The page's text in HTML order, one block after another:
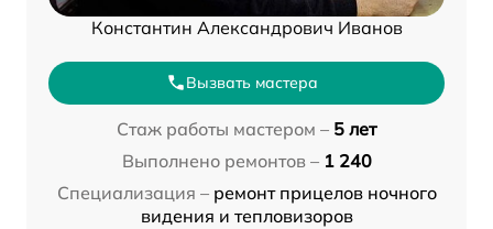
Константин Александрович Иванов
Вызвать мастера
Стаж работы мастером – 5 лет
Выполнено ремонтов – 1 240
Специализация – ремонт прицелов ночного
видения и тепловизоров